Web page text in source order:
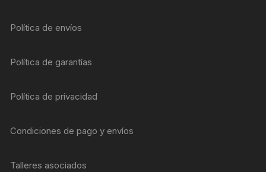
Política de envíos
Política de garantías
Política de privacidad
Condiciones de pago y envíos
Talleres asociados